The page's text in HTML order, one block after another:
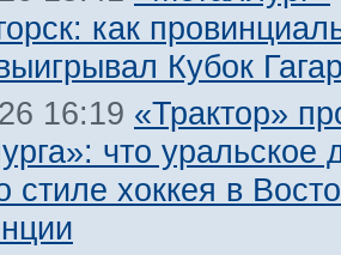
как
Кубок
16:19 «Трактор»
что уральское
стиле хоккея в